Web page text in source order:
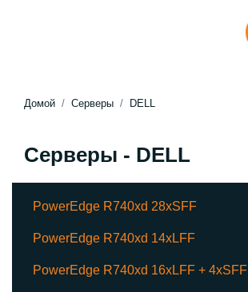
Домой Серверы DELL
Серверы - DELL
PowerEdge R740xd 28xSFF
PowerEdge R740xd 14xLFF
PowerEdge R740xd 16xLFF + 4xSFF